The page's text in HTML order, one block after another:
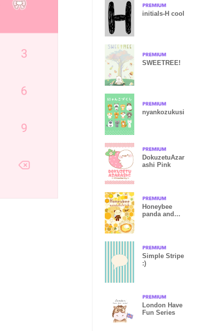
initials-H cool
SWEETREE!
nyankozukusi
DokuzetuAzar
ashi Pink
Honeybee
panda and
Simple Stripe
:)
London Have
Fun Series